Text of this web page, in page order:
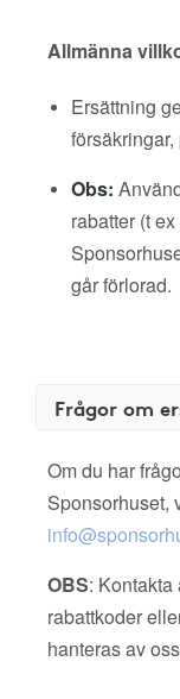
Allmänna
Ersättning
Obs:
rabatter (t
går förlorad.
Frågor om
Om du har
Sponsorhuset,
OBS:
rabattkoder
hanteras av